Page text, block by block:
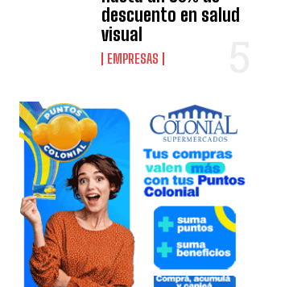
descuento en salud
visual
EMPRESAS